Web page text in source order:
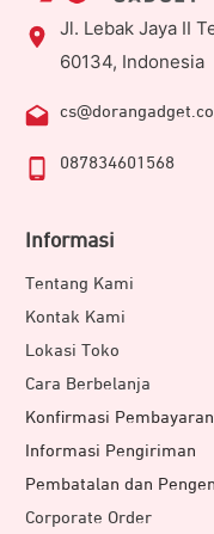
Jl. Lebak Jaya II
60134, Indonesia
087834601568
Informasi
Tentang Kami
Kontak Kami
Lokasi Toko
Cara Berbelanja
Konfirmasi Pembayaran
Informasi Pengiriman
Pembatalan dan
Corporate Order